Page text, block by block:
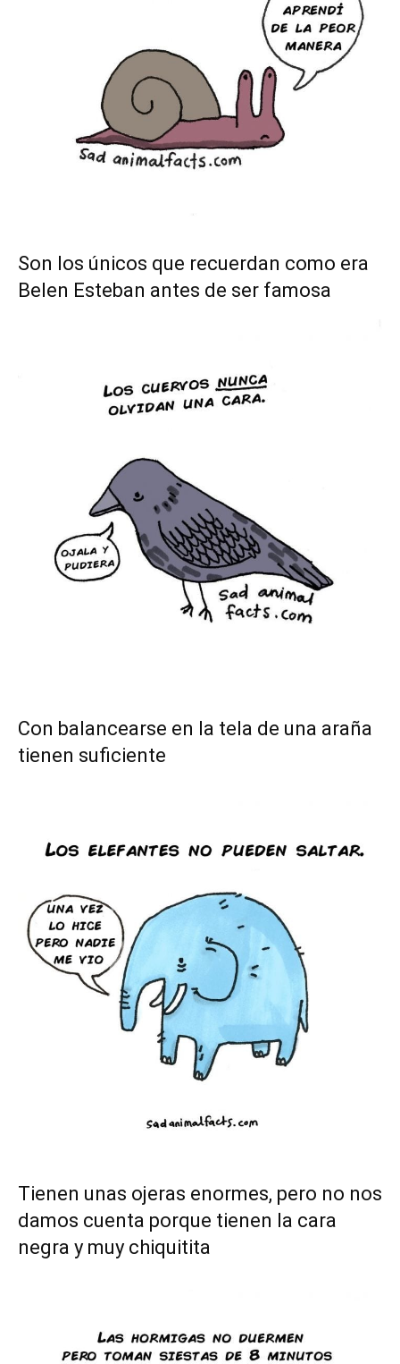
Son los únicos que recuerdan como era
Belen Esteban antes de ser famosa
Con balancearse en la tela de una araña
tienen suficiente
Tienen unas ojeras enormes, pero no nos
damos cuenta porque tienen la cara
negra y muy chiquitita